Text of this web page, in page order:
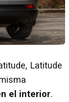
Latitude
el interior.